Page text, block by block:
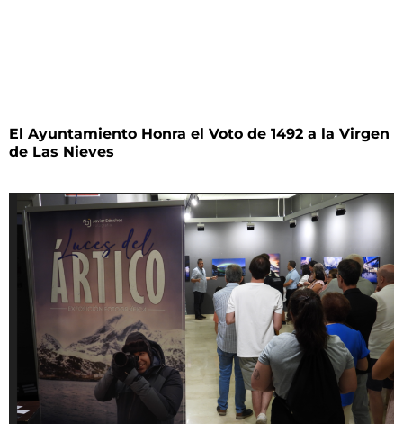
El Ayuntamiento Honra el Voto de 1492 a la Virgen
de Las Nieves